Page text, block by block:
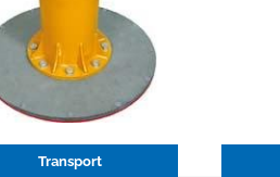
Transport